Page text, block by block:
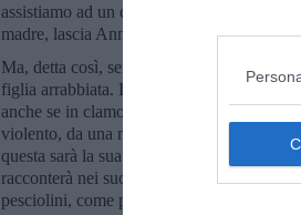
assistiamo ad un corto circuito che di
madre, lascia Anna, la figlia e Massimo, il
Ma, detta così, sembrerebbe una storiella
figlia arrabbiata. In realtà, dietro questo
anche se in clamoroso ritardo, da
violento, da una madre succube, da un
questa sarà la sua penitenza, alimenterà il
racconterà nei suoi diari, nelle sue
pesciolini, come per esorcizzare una sua